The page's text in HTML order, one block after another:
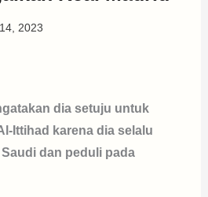
2023
dia setuju untuk
Ittihad karena dia selalu
dan peduli pada